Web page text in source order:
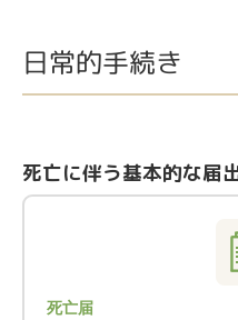
日常的手続き
死亡に伴う基本的な届
死亡届